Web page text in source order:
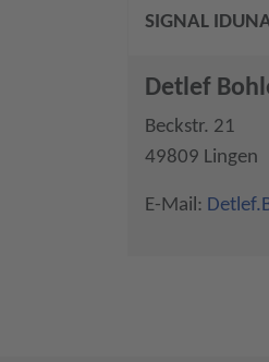
SIGNAL
Detlef
Beckstr. 21
49809 Lingen
E-Mail: